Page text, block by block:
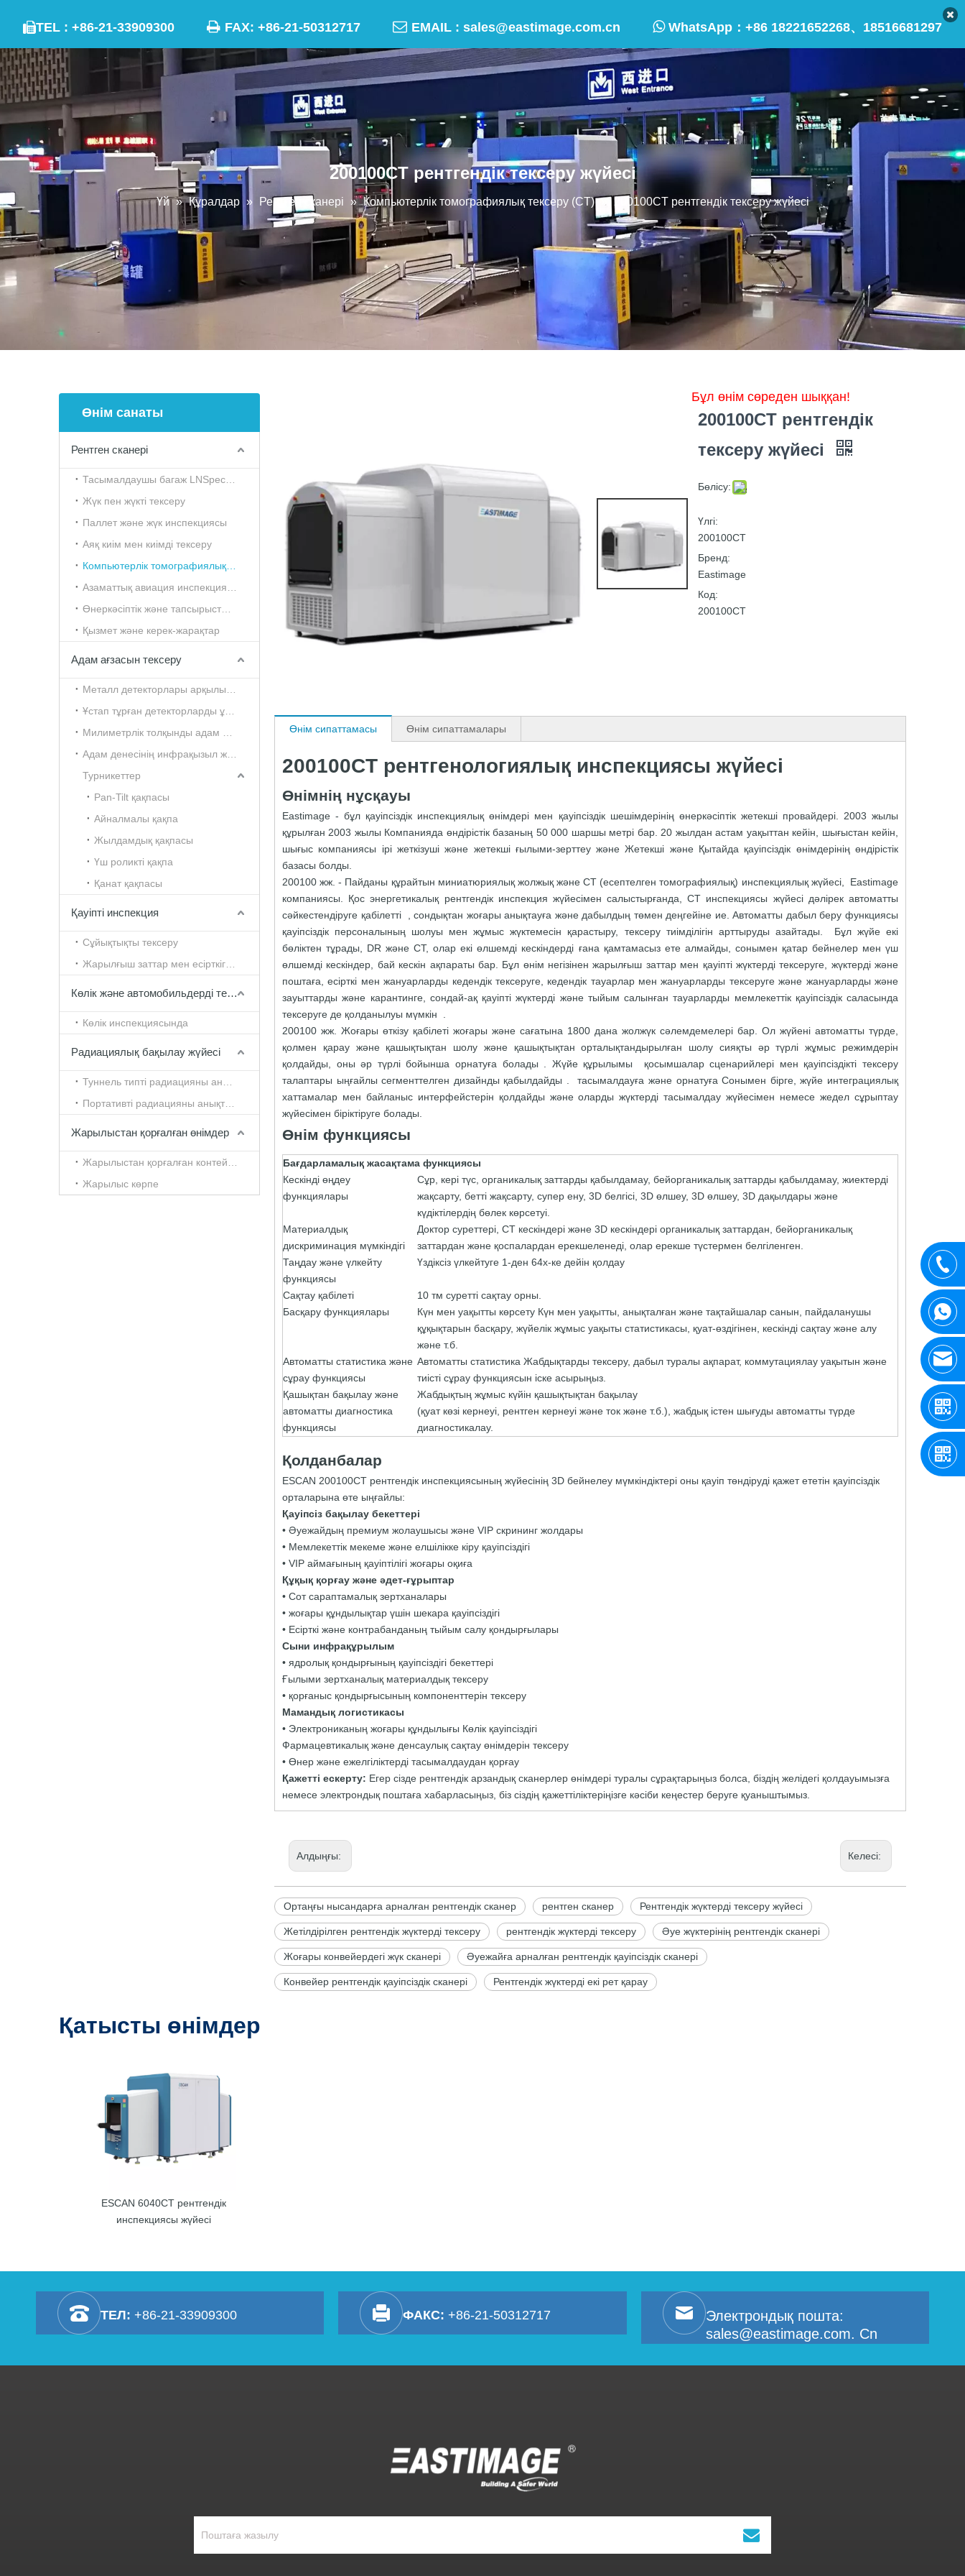
TEL : +86-21-33909300  FAX: +86-21-50312717  EMAIL : sales@eastimage.com.cn WhatsApp： +86 18221652268、18516681297
200100CT рентгендік тексеру жүйесі
Үй » Құралдар » Рентген сканері » Компьютерлік томографиялық тексеру (CT) » 200100CT рентгендік тексеру жүйесі
Өнім санаты
Рентген сканері
Жүк пен жүкті тексеру
Паллет және жүк инспекциясы
Аяқ киім мен киімді тексеру
Қызмет және керек-жарақтар
Адам ағзасын тексеру
Турникеттер
Pan-Tilt қақпасы
Айналмалы қақпа
Жылдамдық қақпасы
Үш роликті қақпа
Қанат қақпасы
Қауіпті инспекция
Сұйықтықты тексеру
Көлік және автомобильдерді тексеру
Көлік инспекциясында
Радиациялық бақылау жүйесі
Жарылыстан қорғалған өнімдер
Жарылыс көрпе
Бұл өнім сөреден шыққан!
200100CT рентгендік
тексеру жүйесі
Бөлісу:
Үлгі:
200100CT
Бренд:
Eastimage
Код:
200100CT
Өнім сипаттамасы Өнім сипаттамалары
200100CT рентгенологиялық инспекциясы жүйесі
Өнімнің нұсқауы
Eastimage - бұл қауіпсіздік инспекциялық өнімдері мен қауіпсіздік шешімдерінің өнеркәсіптік жетекші провайдері. 2003 жылы
құрылған 2003 жылы Компанияда өндірістік базаның 50 000 шаршы метрі бар. 20 жылдан астам уақыттан кейін, шығыстан кейін,
шығыс компаниясы ірі жеткізуші және жетекші ғылыми-зерттеу және Жетекші және Қытайда қауіпсіздік өнімдерінің өндірістік
базасы болды.
200100 жж. - Пайданы құрайтын миниатюриялық жолжық және CT (есептелген томографиялық) инспекциялық жүйесі, Eastimage
компаниясы. Қос энергетикалық рентгендік инспекция жүйесімен салыстырғанда, CT инспекциясы жүйесі дәлірек автоматты
сәйкестендіруге қабілетті , сондықтан жоғары анықтауға және дабылдың төмен деңгейіне ие. Автоматты дабыл беру функциясы
қауіпсіздік персоналының шолуы мен жұмыс жүктемесін қарастыру, тексеру тиімділігін арттыруды азайтады. Бұл жүйе екі
бөліктен тұрады, DR және CT, олар екі өлшемді кескіндерді ғана қамтамасыз ете алмайды, сонымен қатар бейнелер мен үш
өлшемді кескіндер, бай кескін ақпараты бар. Бұл өнім негізінен жарылғыш заттар мен қауіпті жүктерді тексеруге, жүктерді және
поштаға, есірткі мен жануарларды кедендік тексеруге, кедендік тауарлар мен жануарларды тексеруге және жануарларды және
зауыттарды және карантинге, сондай-ақ қауіпті жүктерді және тыйым салынған тауарларды мемлекеттік қауіпсіздік саласында
тексеруге де қолданылуы мүмкін .
200100 жж. Жоғары өткізу қабілеті жоғары және сағатына 1800 дана жолжүк сәлемдемелері бар. Ол жүйені автоматты түрде,
қолмен қарау және қашықтықтан шолу және қашықтықтан орталықтандырылған шолу сияқты әр түрлі жұмыс режимдерін
қолдайды, оны әр түрлі бойынша орнатуға болады . Жүйе құрылымы қосымшалар сценарийлері мен қауіпсіздікті тексеру
талаптары ыңғайлы сегменттелген дизайнды қабылдайды . тасымалдауға және орнатуға Сонымен бірге, жүйе интеграциялық
хаттамалар мен байланыс интерфейстерін қолдайды және оларды жүктерді тасымалдау жүйесімен немесе жедел сұрыптау
жүйесімен біріктіруге болады.
Өнім функциясы
Бағдарламалық жасақтама функциясы
Кескінді өңдеу
функциялары
Сұр, кері түс, органикалық заттарды қабылдамау, бейорганикалық заттарды қабылдамау, жиектерді
жақсарту, бетті жақсарту, супер ену, 3D белгісі, 3D өлшеу, 3D өлшеу, 3D дақылдары және
күдіктілердің бөлек көрсетуі.
Материалдық
дискриминация мүмкіндігі
Доктор суреттері, CT кескіндері және 3D кескіндері органикалық заттардан, бейорганикалық
заттардан және қоспалардан ерекшеленеді, олар ерекше түстермен белгіленген.
Таңдау және үлкейту
функциясы
Үздіксіз үлкейтуге 1-ден 64х-ке дейін қолдау
Сақтау қабілеті
10 тм суретті сақтау орны.
Басқару функциялары
Күн мен уақытты көрсету Күн мен уақытты, анықталған және тақтайшалар санын, пайдаланушы
құқықтарын басқару, жүйелік жұмыс уақыты статистикасы, қуат-өздігінен, кескінді сақтау және алу
және т.б.
Автоматты статистика және
сұрау функциясы
Автоматты статистика Жабдықтарды тексеру, дабыл туралы ақпарат, коммутациялау уақытын және
тиісті сұрау функциясын іске асырыңыз.
Қашықтан бақылау және
автоматты диагностика
функциясы
Жабдықтың жұмыс күйін қашықтықтан бақылау
(қуат көзі кернеуі, рентген кернеуі және ток және т.б.), жабдық істен шығуды автоматты түрде
диагностикалау.
Қолданбалар
ESCAN 200100CT рентгендік инспекциясының жүйесінің 3D бейнелеу мүмкіндіктері оны қауіп төндіруді қажет ететін қауіпсіздік
орталарына өте ыңғайлы:
Қауіпсіз бақылау бекеттері
• Әуежайдың премиум жолаушысы және VIP скрининг жолдары
• Мемлекеттік мекеме және елшілікке кіру қауіпсіздігі
• VIP аймағының қауіптілігі жоғары оқиға
Құқық қорғау және әдет-ғұрыптар
• Сот сараптамалық зертханалары
• жоғары құндылықтар үшін шекара қауіпсіздігі
• Есірткі және контрабанданың тыйым салу қондырғылары
Сыни инфрақұрылым
• ядролық қондырғының қауіпсіздігі бекеттері
Ғылыми зертханалық материалдық тексеру
• қорғаныс қондырғысының компоненттерін тексеру
Мамандық логистикасы
• Электрониканың жоғары құндылығы Көлік қауіпсіздігі
Фармацевтикалық және денсаулық сақтау өнімдерін тексеру
• Өнер және ежелгiлiктерді тасымалдаудан қорғау
Қажетті ескерту: Егер сізде рентгендік арзандық сканерлер өнімдері туралы сұрақтарыңыз болса, біздің желідегі қолдауымызға
немесе электрондық поштаға хабарласыңыз, біз сіздің қажеттіліктеріңізге кәсіби кеңестер беруге қуаныштымыз.
Алдыңғы: Келесі:
Ортаңғы нысандарға арналған рентгендік сканер рентген сканер Рентгендік жүктерді тексеру жүйесі
Жетілдірілген рентгендік жүктерді тексеру рентгендік жүктерді тексеру Әуе жүктерінің рентгендік сканері
Жоғары конвейердегі жүк сканері Әуежайға арналған рентгендік қауіпсіздік сканері
Конвейер рентгендік қауіпсіздік сканері Рентгендік жүктерді екі рет қарау
Қатысты өнімдер
ESCAN 6040CT рентгендік
инспекциясы жүйесі
ТЕЛ: +86-21-33909300 ФАКС: +86-21-50312717
Электрондық пошта:
sales@eastimage.com. Cn